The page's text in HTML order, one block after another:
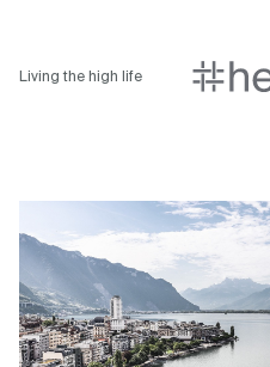
Living the high life